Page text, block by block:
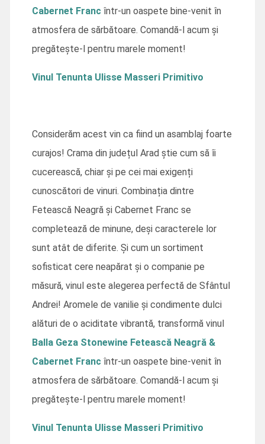
Cabernet Franc într-un oaspete bine-venit în
atmosfera de sărbătoare. Comandă-l acum și
pregătește-l pentru marele moment!
Vinul Tenunta Ulisse Masseri Primitivo
Considerăm acest vin ca fiind un asamblaj foarte
curajos! Crama din județul Arad știe cum să îi
cucerească, chiar și pe cei mai exigenți
cunoscători de vinuri. Combinația dintre
Fetească Neagră și Cabernet Franc se
completează de minune, deși caracterele lor
sunt atât de diferite. Și cum un sortiment
sofisticat cere neapărat și o companie pe
măsură, vinul este alegerea perfectă de Sfântul
Andrei! Aromele de vanilie și condimente dulci
alături de o aciditate vibrantă, transformă vinul
Balla Geza Stonewine Fetească Neagră &
Cabernet Franc într-un oaspete bine-venit în
atmosfera de sărbătoare. Comandă-l acum și
pregătește-l pentru marele moment!
Vinul Tenunta Ulisse Masseri Primitivo